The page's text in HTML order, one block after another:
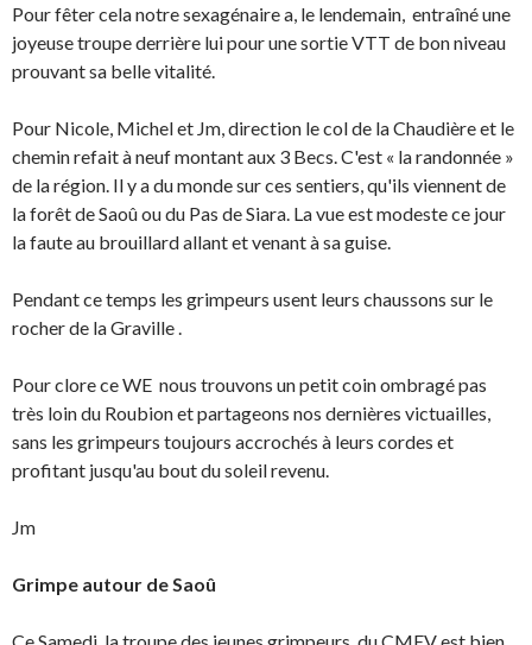
Pour fêter cela notre sexagénaire a, le lendemain, entraîné une
joyeuse troupe derrière lui pour une sortie VTT de bon niveau
prouvant sa belle vitalité.
Pour Nicole, Michel et Jm, direction le col de la Chaudière et le
chemin refait à neuf montant aux 3 Becs. C'est « la randonnée »
de la région. Il y a du monde sur ces sentiers, qu'ils viennent de
la forêt de Saoû ou du Pas de Siara. La vue est modeste ce jour
la faute au brouillard allant et venant à sa guise.
Pendant ce temps les grimpeurs usent leurs chaussons sur le
rocher de la Graville .
Pour clore ce WE nous trouvons un petit coin ombragé pas
très loin du Roubion et partageons nos dernières victuailles,
sans les grimpeurs toujours accrochés à leurs cordes et
profitant jusqu'au bout du soleil revenu.
Jm
Grimpe autour de Saoû
Ce Samedi, la troupe des jeunes grimpeurs du CMEV est bien